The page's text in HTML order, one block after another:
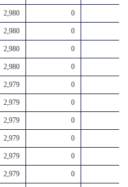
2,980 0
2,980 0
2,980 0
2,980 0
2,979 0
2,979 0
2,979 0
2,979 0
2,979 0
2,979 0